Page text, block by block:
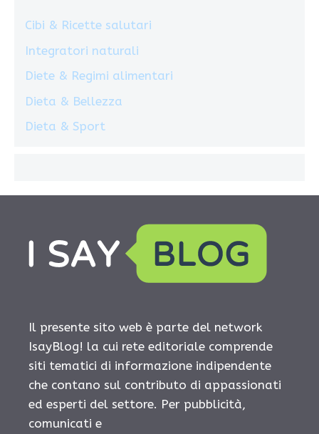
Cibi & Ricette salutari
Integratori naturali
Diete & Regimi alimentari
Dieta & Bellezza
Dieta & Sport
Il presente sito web è parte del network
IsayBlog! la cui rete editoriale comprende
siti tematici di informazione indipendente
che contano sul contributo di appassionati
ed esperti del settore. Per pubblicità,
comunicati e